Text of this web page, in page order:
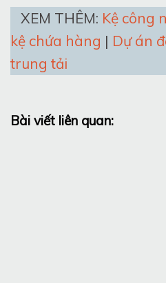
XEM THÊM: Kệ công
kệ chứa hàng | Dự án
trung tải
Bài viết liên quan: